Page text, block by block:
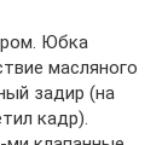
Юбка
масляного
задир (на
кадр).